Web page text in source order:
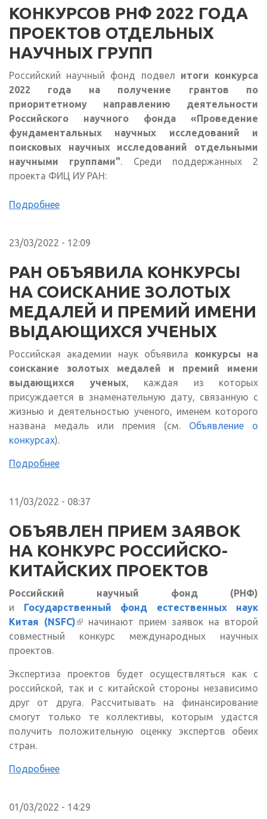
КОНКУРСОВ РНФ 2022 ГОДА
ПРОЕКТОВ ОТДЕЛЬНЫХ
НАУЧНЫХ ГРУПП
Российский научный фонд подвел итоги конкурса
2022 года на получение грантов по
приоритетному направлению деятельности
Российского научного фонда «Проведение
фундаментальных научных исследований и
поисковых научных исследований отдельными
научными группами". Среди поддержанных 2
проекта ФИЦ ИУ РАН:
Подробнее
23/03/2022 - 12:09
РАН ОБЪЯВИЛА КОНКУРСЫ
НА СОИСКАНИЕ ЗОЛОТЫХ
МЕДАЛЕЙ И ПРЕМИЙ ИМЕНИ
ВЫДАЮЩИХСЯ УЧЕНЫХ
Российская академии наук объявила конкурсы на
соискание золотых медалей и премий имени
выдающихся ученых, каждая из которых
присуждается в знаменательную дату, связанную с
жизнью и деятельностью ученого, именем которого
названа медаль или премия (см. Объявление о
конкурсах).
Подробнее
11/03/2022 - 08:37
ОБЪЯВЛЕН ПРИЕМ ЗАЯВОК
НА КОНКУРС РОССИЙСКО-
КИТАЙСКИХ ПРОЕКТОВ
Российский научный фонд (РНФ)
и
Государственный фонд естественных наук
Китая (NSFC)(внешняя ссылка)
начинают прием заявок на второй
совместный конкурс международных научных
проектов.
Экспертиза проектов будет осуществляться как с
российской, так и с китайской стороны независимо
друг от друга. Рассчитывать на финансирование
смогут только те коллективы, которым удастся
получить положительную оценку экспертов обеих
стран.
Подробнее
01/03/2022 - 14:29